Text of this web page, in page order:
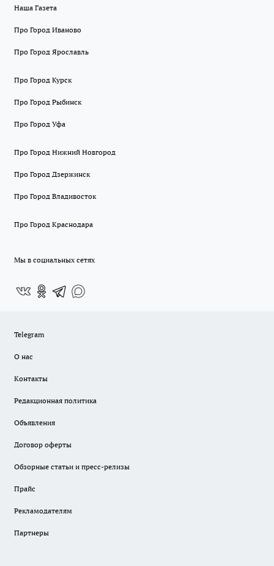
Наша Газета
Про Город Иваново
Про Город Ярославль
Про Город Курск
Про Город Рыбинск
Про Город Уфа
Про Город Нижний Новгород
Про Город Дзержинск
Про Город Владивосток
Про Город Краснодара
Мы в социальных сетях
Telegram
О нас
Контакты
Редакционная политика
Объявления
Договор оферты
Обзорные статьи и пресс-релизы
Прайс
Рекламодателям
Партнеры